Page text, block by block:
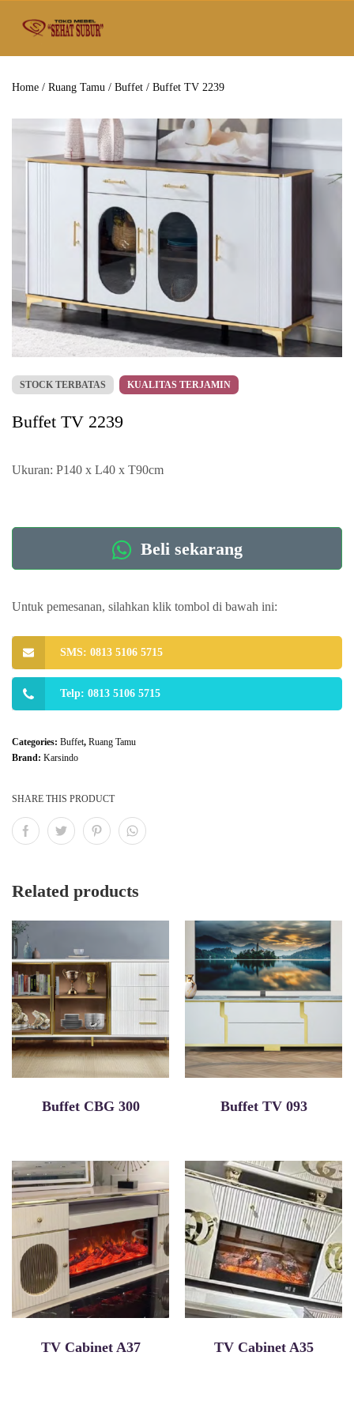
Home / Ruang Tamu / Buffet / Buffet TV 2239
STOCK TERBATAS KUALITAS TERJAMIN
Buffet TV 2239
Ukuran: P140 x L40 x T90cm
Beli sekarang
Untuk pemesanan, silahkan klik tombol di bawah ini:
SMS: 0813 5106 5715
Telp: 0813 5106 5715
Categories: Buffet, Ruang Tamu
Brand: Karsindo
SHARE THIS PRODUCT
Related products
Buffet CBG 300 Buffet TV 093
TV Cabinet A37 TV Cabinet A35